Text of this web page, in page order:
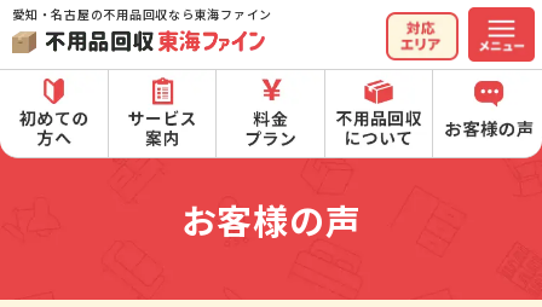
愛知・名古屋の不用品回収なら東海ファイン
お客様の声